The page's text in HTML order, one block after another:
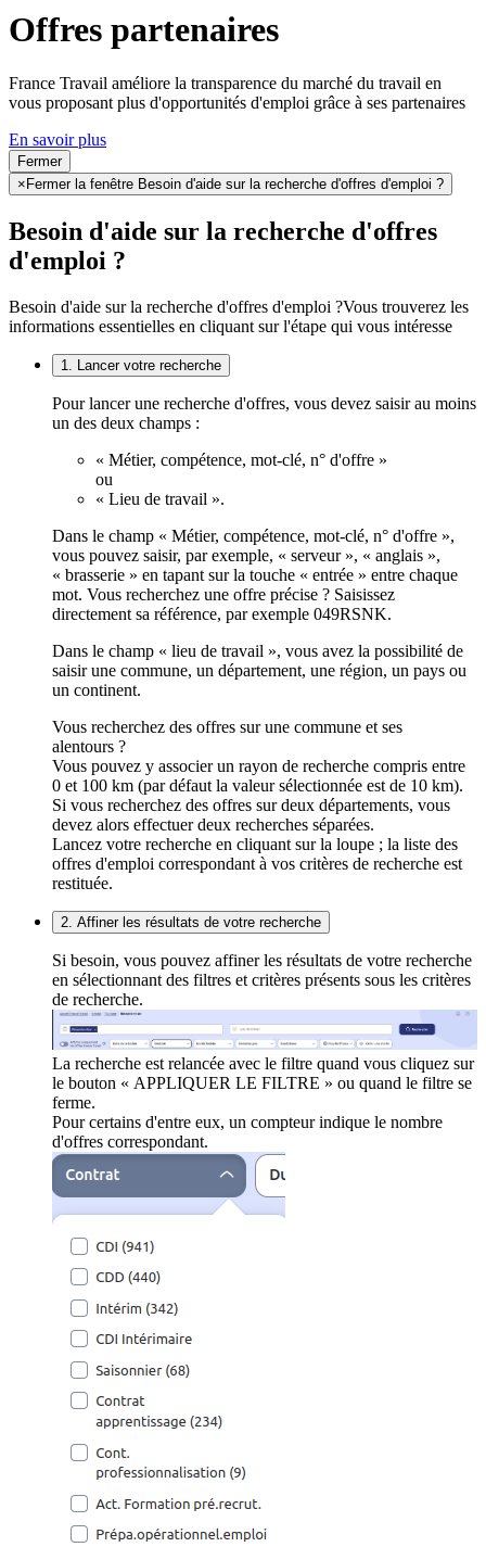
Offres partenaires
France Travail améliore la transparence du marché du travail en
vous proposant plus d'opportunités d'emploi grâce à ses partenaires
En savoir plus
Fermer
×Fermer la fenêtre Besoin d'aide sur la recherche d'offres d'emploi ?
Besoin d'aide sur la recherche d'offres
d'emploi ?
Besoin d'aide sur la recherche d'offres d'emploi ?Vous trouverez les
informations essentielles en cliquant sur l'étape qui vous intéresse
1. Lancer votre recherche
Pour lancer une recherche d'offres, vous devez saisir au moins
un des deux champs :
« Métier, compétence, mot-clé, n° d'offre »
ou
« Lieu de travail ».
Dans le champ « Métier, compétence, mot-clé, n° d'offre »,
vous pouvez saisir, par exemple, « serveur », « anglais »,
« brasserie » en tapant sur la touche « entrée » entre chaque
mot. Vous recherchez une offre précise ? Saisissez
directement sa référence, par exemple 049RSNK.
Dans le champ « lieu de travail », vous avez la possibilité de
saisir une commune, un département, une région, un pays ou
un continent.
Vous recherchez des offres sur une commune et ses
alentours ?
Vous pouvez y associer un rayon de recherche compris entre
0 et 100 km (par défaut la valeur sélectionnée est de 10 km).
Si vous recherchez des offres sur deux départements, vous
devez alors effectuer deux recherches séparées.
Lancez votre recherche en cliquant sur la loupe ; la liste des
offres d'emploi correspondant à vos critères de recherche est
restituée.
2. Affiner les résultats de votre recherche
Si besoin, vous pouvez affiner les résultats de votre recherche
en sélectionnant des filtres et critères présents sous les critères
de recherche.
La recherche est relancée avec le filtre quand vous cliquez sur
le bouton « APPLIQUER LE FILTRE » ou quand le filtre se
ferme.
Pour certains d'entre eux, un compteur indique le nombre
d'offres correspondant.